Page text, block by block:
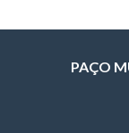
PAÇO